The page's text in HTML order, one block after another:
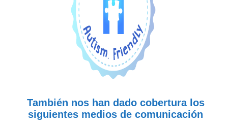
También nos han dado cobertura los
siguientes medios de comunicación